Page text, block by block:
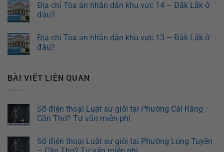
Địa chỉ Tòa án nhân dân khu vực 14 – Đắk Lắk ở
đâu?
Địa chỉ Tòa án nhân dân khu vực 13 – Đắk Lắk ở
đâu?
BÀI VIẾT LIÊN QUAN
Số điện thoại Luật sư giỏi tại Phường Cái Răng –
Cần Thơ? Tư vấn miễn phí
Số điện thoại Luật sư giỏi tại Phường Long Tuyền